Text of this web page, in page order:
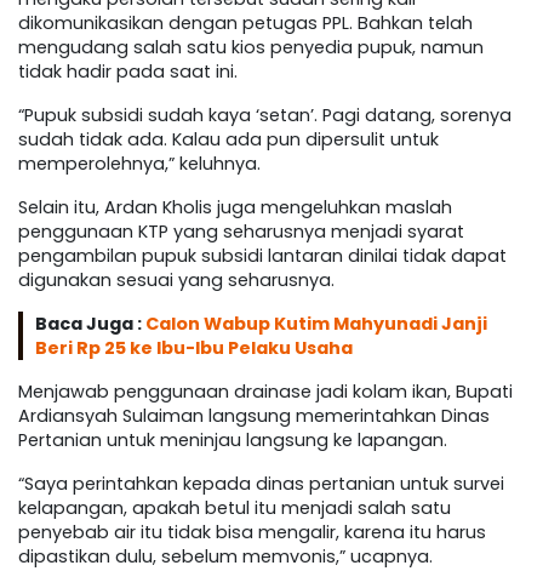
dikomunikasikan dengan petugas PPL. Bahkan telah
mengudang salah satu kios penyedia pupuk, namun
tidak hadir pada saat ini.
“Pupuk subsidi sudah kaya ‘setan’. Pagi datang, sorenya
sudah tidak ada. Kalau ada pun dipersulit untuk
memperolehnya,” keluhnya.
Selain itu, Ardan Kholis juga mengeluhkan maslah
penggunaan KTP yang seharusnya menjadi syarat
pengambilan pupuk subsidi lantaran dinilai tidak dapat
digunakan sesuai yang seharusnya.
Baca Juga : Calon Wabup Kutim Mahyunadi Janji
Beri Rp 25 ke Ibu-Ibu Pelaku Usaha
Menjawab penggunaan drainase jadi kolam ikan, Bupati
Ardiansyah Sulaiman langsung memerintahkan Dinas
Pertanian untuk meninjau langsung ke lapangan.
“Saya perintahkan kepada dinas pertanian untuk survei
kelapangan, apakah betul itu menjadi salah satu
penyebab air itu tidak bisa mengalir, karena itu harus
dipastikan dulu, sebelum memvonis,” ucapnya.